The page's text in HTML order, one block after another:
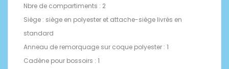
Nbre de compartiments : 2
Siège : siège en polyester et attache-siège livrés en
standard
Anneau de remorquage sur coque polyester : 1
Cadène pour bossoirs : 1